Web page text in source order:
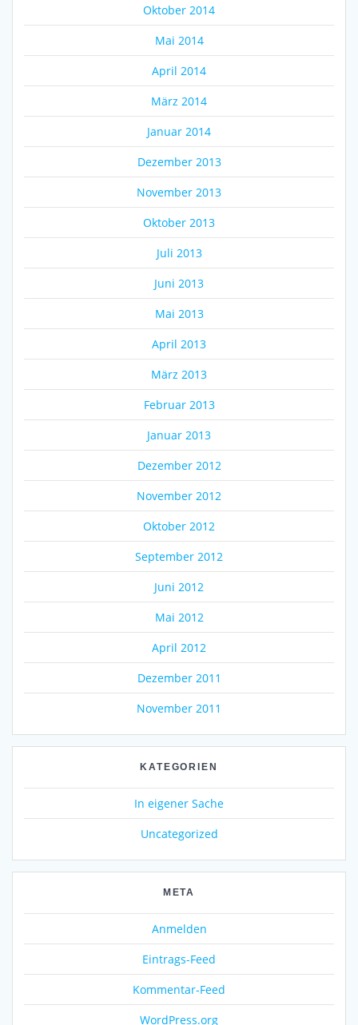
Oktober 2014
Mai 2014
April 2014
März 2014
Januar 2014
Dezember 2013
November 2013
Oktober 2013
Juli 2013
Juni 2013
Mai 2013
April 2013
März 2013
Februar 2013
Januar 2013
Dezember 2012
November 2012
Oktober 2012
September 2012
Juni 2012
Mai 2012
April 2012
Dezember 2011
November 2011
KATEGORIEN
In eigener Sache
Uncategorized
META
Anmelden
Eintrags-Feed
Kommentar-Feed
WordPress.org